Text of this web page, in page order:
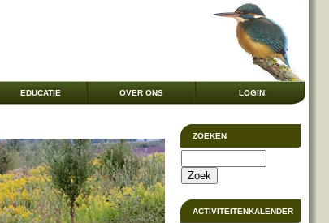
EDUCATIE OVER ONS LOGIN
ZOEKEN
ACTIVITEITENKALENDER